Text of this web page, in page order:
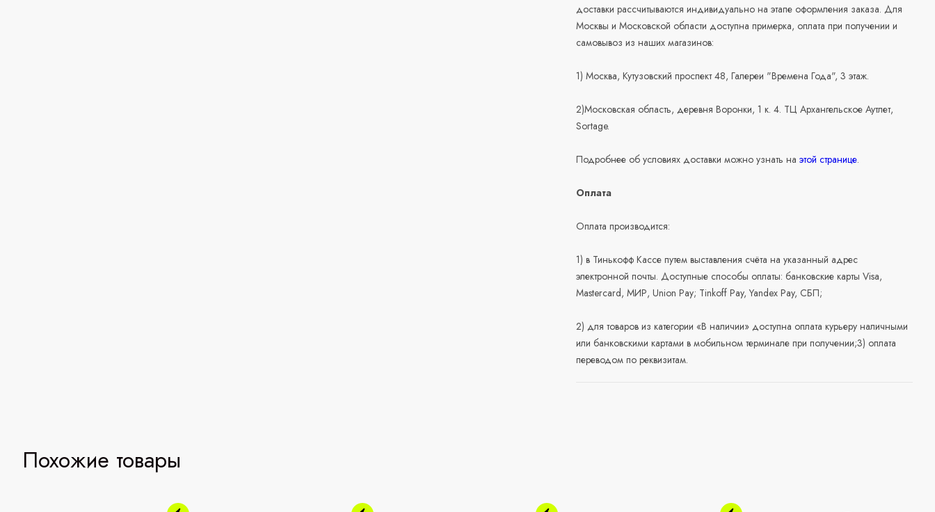
доставки рассчитываются индивидуально на этапе оформления заказа. Для
Москвы и Московской области доступна примерка, оплата при получении и
самовывоз из наших магазинов:
1) Москва, Кутузовский проспект 48, Галереи "Времена Года", 3 этаж.
2)Московская область, деревня Воронки, 1 к. 4. ТЦ Архангельское Аутлет,
Sortage.
Подробнее об условиях доставки можно узнать наэтой странице.
Оплата
Оплата производится:
1) в Тинькофф Кассе путем выставления счёта на указанный адрес
электронной почты. Доступные способы оплаты: банковские карты Visa,
Mastercard, МИР, Union Pay; Tinkoff Pay, Yandex Pay, СБП;
2) для товаров из категории «В наличии» доступна оплата курьеру наличными
или банковскими картами в мобильном терминале при получении;3) оплата
переводом по реквизитам.
Похожие товары